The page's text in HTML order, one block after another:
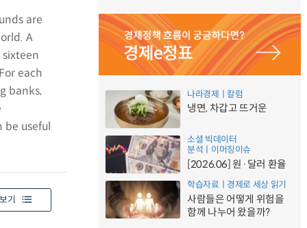
are
A
each
banks,
be useful
기
나라경제ㅣ칼럼
냉면, 차갑고 뜨거운
소셜 빅데이터
분석ㅣ이머징이슈
[2026.06] 원·달러 환율
학습자료ㅣ경제로 세상 읽기
사람들은 어떻게 위험을
함께 나누어 왔을까?